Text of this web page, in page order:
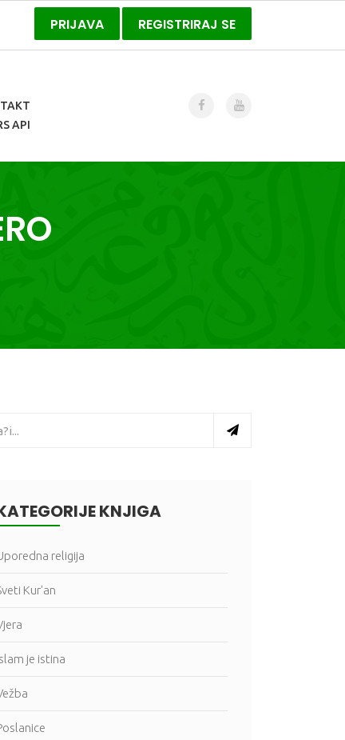
PRIJAVA REGISTRIRAJ SE
API
KNJIGA
religija
Kur'an
je istina